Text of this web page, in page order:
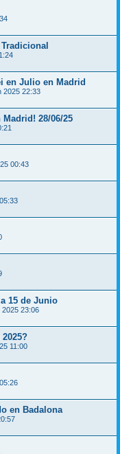
en Julio en Madrid
2025 22:33
28/06/25
00:43
15 de Junio
2025 23:06
11:00
en Badalona